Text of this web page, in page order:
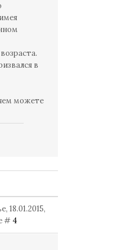
в
можете
18.01.2015,
#4